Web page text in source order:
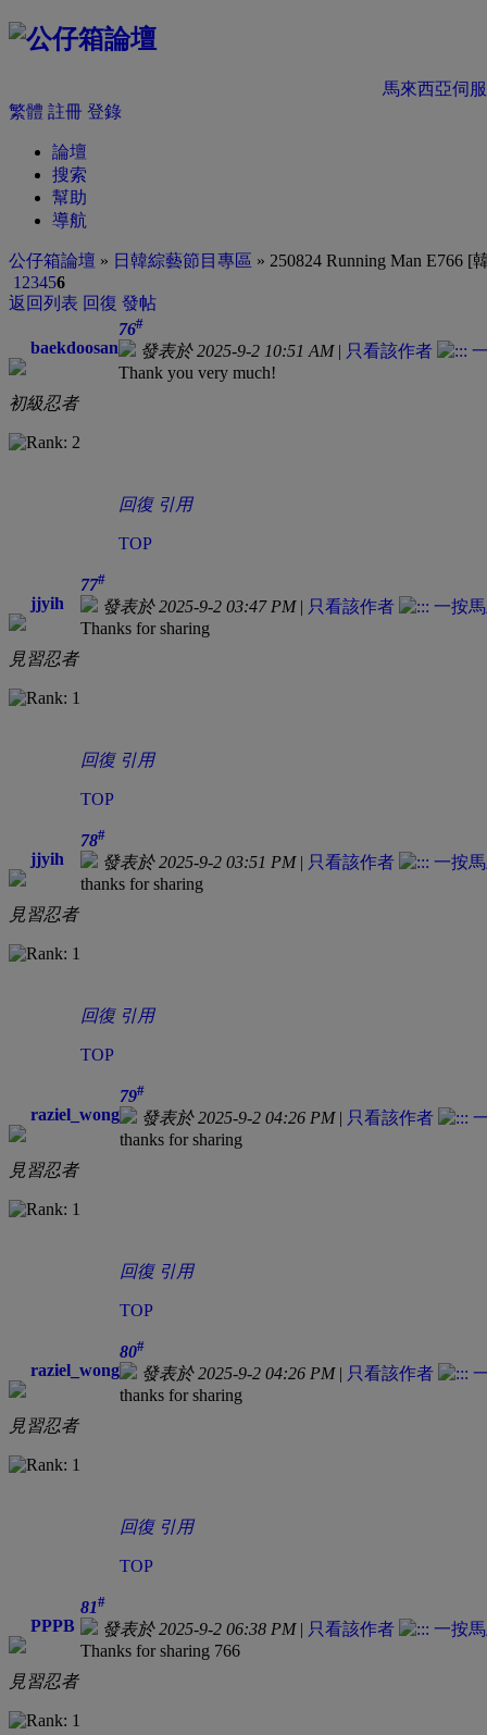
馬來西亞伺
繁體 註冊 登錄
論壇
搜索
幫助
導航
公仔箱論壇 » 日韓綜藝節目專區 » 250824 Running Man E766 [
1 23456
返回列表 回復 發帖
baekdoosan
初級忍者
76#
發表於 2025-9-2 10:51 AM| 只看該作者
Thank you very much!
回復 引用
TOP
jjyih
見習忍者
77#
發表於 2025-9-2 03:47 PM| 只看該作者
Thanks for sharing
回復 引用
TOP
jjyih
見習忍者
78#
發表於 2025-9-2 03:51 PM| 只看該作者
thanks for sharing
回復 引用
TOP
raziel_wong
見習忍者
79#
發表於 2025-9-2 04:26 PM| 只看該作者
thanks for sharing
回復 引用
TOP
raziel_wong
見習忍者
80#
發表於 2025-9-2 04:26 PM| 只看該作者
thanks for sharing
回復 引用
TOP
PPPB
見習忍者
81#
發表於 2025-9-2 06:38 PM| 只看該作者
Thanks for sharing 766